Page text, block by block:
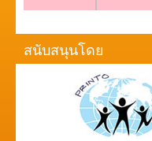
สนับสนุนโดย